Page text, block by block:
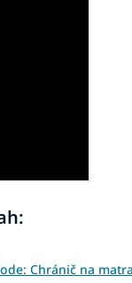
Chránič na